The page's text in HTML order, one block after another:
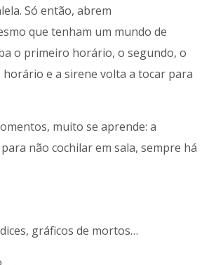
Só então, abrem
que tenham um mundo de
o primeiro horário, o segundo, o
e a sirene volta a tocar para
muito se aprende: a
não cochilar em sala, sempre há
gráficos de mortos…